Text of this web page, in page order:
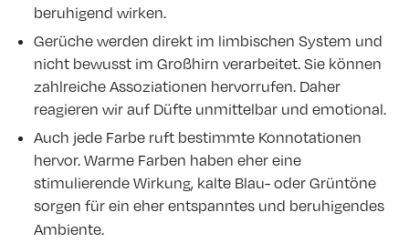
beruhigend wirken.
Gerüche werden direkt im limbischen System und
nicht bewusst im Großhirn verarbeitet. Sie können
zahlreiche Assoziationen hervorrufen. Daher
reagieren wir auf Düfte unmittelbar und emotional.
Auch jede Farbe ruft bestimmte Konnotationen
hervor. Warme Farben haben eher eine
stimulierende Wirkung, kalte Blau- oder Grüntöne
sorgen für ein eher entspanntes und beruhigendes
Ambiente.